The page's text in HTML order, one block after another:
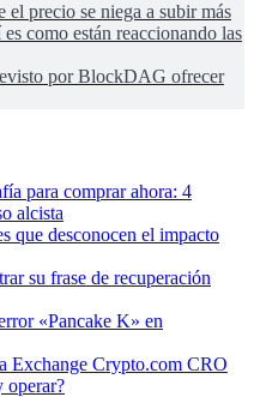
precio se niega a subir más
como están reaccionando las
por BlockDAG ofrecer
para comprar ahora: 4
alcista
que desconocen el impacto
su frase de recuperación
«Pancake K» en
Exchange Crypto.com CRO
operar?